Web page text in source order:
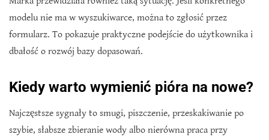
modelu nie ma w wyszukiwarce, można to zgłosić przez
formularz. To pokazuje praktyczne podejście do użytkownika i
dbałość o rozwój bazy dopasowań.
Kiedy warto wymienić pióra na nowe?
Najczęstsze sygnały to smugi, piszczenie, przeskakiwanie po
szybie, słabsze zbieranie wody albo nierówna praca przy